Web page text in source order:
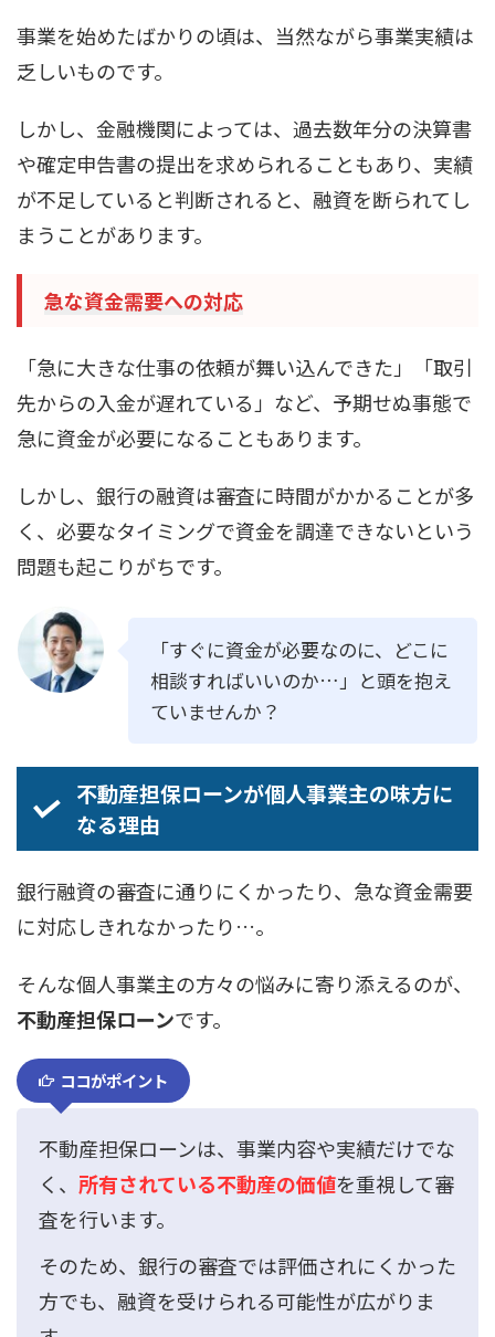
事業を始めたばかりの頃は、当然ながら事業実績は
乏しいものです。
しかし、金融機関によっては、過去数年分の決算書
や確定申告書の提出を求められることもあり、実績
が不足していると判断されると、融資を断られてし
まうことがあります。
急な資金需要への対応
「急に大きな仕事の依頼が舞い込んできた」「取引
先からの入金が遅れている」など、予期せぬ事態で
急に資金が必要になることもあります。
しかし、銀行の融資は審査に時間がかかることが多
く、必要なタイミングで資金を調達できないという
問題も起こりがちです。
「すぐに資金が必要なのに、どこに
相談すればいいのか…」と頭を抱え
ていませんか？
不動産担保ローンが個人事業主の味方に
なる理由
銀行融資の審査に通りにくかったり、急な資金需要
に対応しきれなかったり…。
そんな個人事業主の方々の悩みに寄り添えるのが、
不動産担保ローンです。
ココがポイント
不動産担保ローンは、事業内容や実績だけでな
く、 所有されている不動産の価値を重視して審
査を行います。
そのため、銀行の審査では評価されにくかった
方でも、融資を受けられる可能性が広がりま